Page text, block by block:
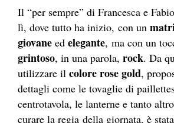
Il “per sempre” di Francesca e
lì, dove tutto ha inizio, con un
giovane ed elegante, ma con un
grintoso, in una parola, rock. Da
utilizzare il colore rose gold,
dettagli come le tovaglie di
centrotavola, le lanterne e tanto
curare la regia della giornata, è